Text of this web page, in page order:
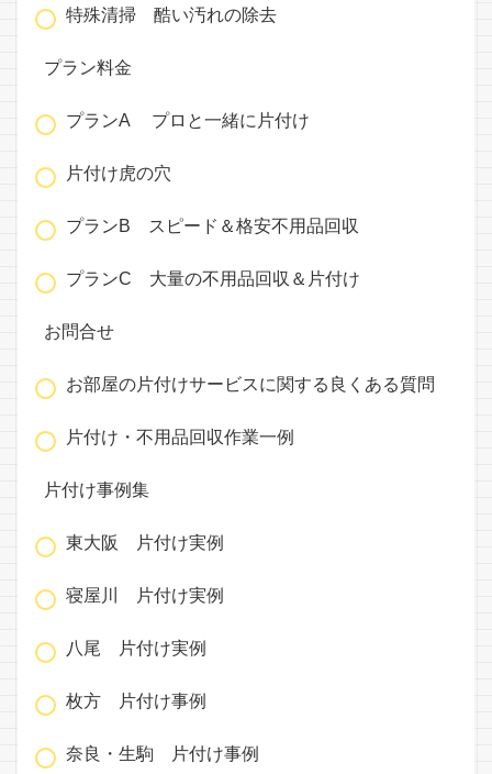
特殊清掃 酷い汚れの除去
プラン料金
プランA プロと一緒に片付け
片付け虎の穴
プランB スピード＆格安不用品回収
プランC 大量の不用品回収＆片付け
お問合せ
お部屋の片付けサービスに関する良くある質問
片付け・不用品回収作業一例
片付け事例集
東大阪 片付け実例
寝屋川 片付け実例
八尾 片付け実例
枚方 片付け事例
奈良・生駒 片付け事例